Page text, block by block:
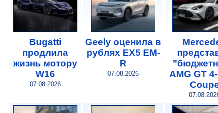
Bugatti
продлила
жизнь мотору
W16
07.08.2026
Geely оценила в
рублях EX5 EM-
R
07.08.2026
AMG GT